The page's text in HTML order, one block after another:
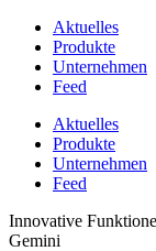
Aktuelles
Produkte
Unternehmen
Feed
Aktuelles
Produkte
Unternehmen
Feed
Innovative
Gemini